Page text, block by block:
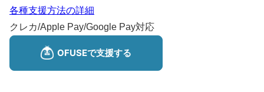
各種支援方法の詳細
クレカ/Apple Pay/Google Pay対応